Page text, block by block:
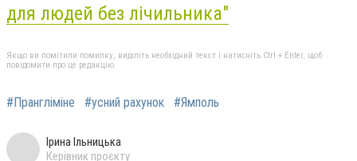
для людей без лічильника"
Якщо ви помітили помилку, виділіть необхідний текст і натисніть Ctrl + Enter, щоб
повідомити про це редакцію
#Прангліміне #усний рахунок #Ямполь
Ірина Ільницька
Керівник проєкту